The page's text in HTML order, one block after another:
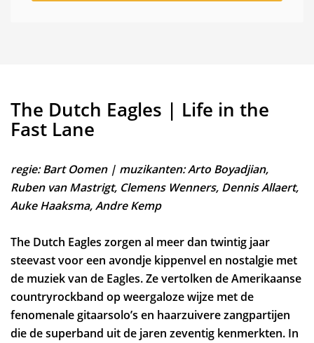
The Dutch Eagles | Life in the
Fast Lane
regie: Bart Oomen | muzikanten: Arto Boyadjian,
Ruben van Mastrigt, Clemens Wenners, Dennis Allaert,
Auke Haaksma, Andre Kemp
The Dutch Eagles zorgen al meer dan twintig jaar
steevast voor een avondje kippenvel en nostalgie met
de muziek van de Eagles. Ze vertolken de Amerikaanse
countryrockband op weergaloze wijze met de
fenomenale gitaarsolo’s en haarzuivere zangpartijen
die de superband uit de jaren zeventig kenmerkten. In